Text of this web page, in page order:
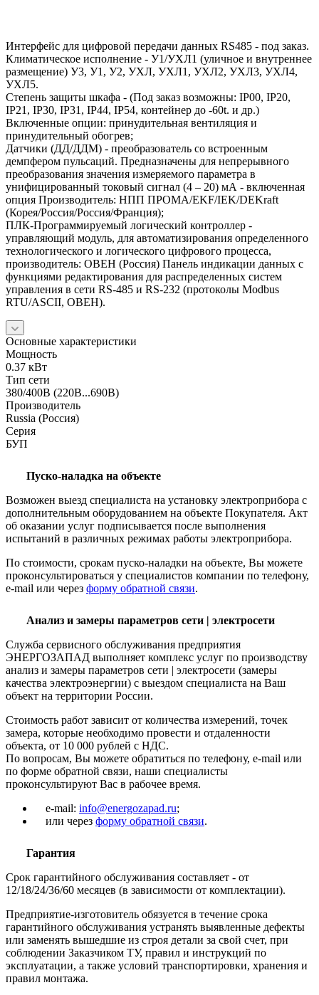
Интерфейс для цифровой передачи данных RS485 - под заказ.
Климатическое исполнение - У1/УХЛ1 (уличное и внутреннее
размещение) У3, У1, У2, УХЛ, УХЛ1, УХЛ2, УХЛ3, УХЛ4,
УХЛ5.
Степень защиты шкафа - (Под заказ возможны: IP00, IP20,
IP21, IP30, IP31, IP44, IP54, контейнер до -60t. и др.)
Включенные опции: принудительная вентиляция и
принудительный обогрев;
Датчики (ДД/ДДМ) - преобразователь со встроенным
демпфером пульсаций. Предназначены для непрерывного
преобразования значения измеряемого параметра в
унифицированный токовый сигнал (4 – 20) мА - включенная
опция Производитель: НПП ПРОМА/EKF/IEK/DEKraft
(Корея/Россия/Россия/Франция);
ПЛК-Программируемый логический контроллер -
управляющий модуль, для автоматизирования определенного
технологического и логического цифрового процесса,
производитель: ОВЕН (Россия) Панель индикации данных с
функциями редактирования для распределенных систем
управления в сети RS-485 и RS-232 (протоколы Modbus
RTU/ASCII, ОВЕН).
Основные характеристики
Мощность
0.37 кВт
Тип сети
380/400В (220В...690В)
Производитель
Russia (Россия)
Серия
БУП
Пуско-наладка на объекте
Возможен выезд специалиста на установку электроприбора с
дополнительным оборудованием на объекте Покупателя. Акт
об оказании услуг подписывается после выполнения
испытаний в различных режимах работы электроприбора.
По стоимости, срокам пуско-наладки на объекте, Вы можете
проконсультироваться у специалистов компании по телефону,
e-mail или через форму обратной связи.
Анализ и замеры параметров сети | электросети
Служба сервисного обслуживания предприятия
ЭНЕРГОЗАПАД выполняет комплекс услуг по производству
анализ и замеры параметров сети | электросети (замеры
качества электроэнергии) с выездом специалиста на Ваш
объект на территории России.
Стоимость работ зависит от количества измерений, точек
замера, которые необходимо провести и отдаленности
объекта, от 10 000 рублей с НДС.
По вопросам, Вы можете обратиться по телефону, e-mail или
по форме обратной связи, наши специалисты
проконсультируют Вас в рабочее время.
e-mail: info@energozapad.ru;
или через форму обратной связи.
Гарантия
Срок гарантийного обслуживания составляет - от
12/18/24/36/60 месяцев (в зависимости от комплектации).
Предприятие-изготовитель обязуется в течение срока
гарантийного обслуживания устранять выявленные дефекты
или заменять вышедшие из строя детали за свой счет, при
соблюдении Заказчиком ТУ, правил и инструкций по
эксплуатации, а также условий транспортировки, хранения и
правил монтажа.